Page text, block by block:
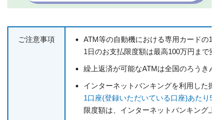
ご注意事項
ATM等の自動機における専用カードの1
1日のお支払限度額は最高100万円まで
繰上返済が可能なATMは全国のろうき
インターネットバンキングを利用した
1口座(登録いただいている口座)あたり
限度額は、インターネットバンキング上